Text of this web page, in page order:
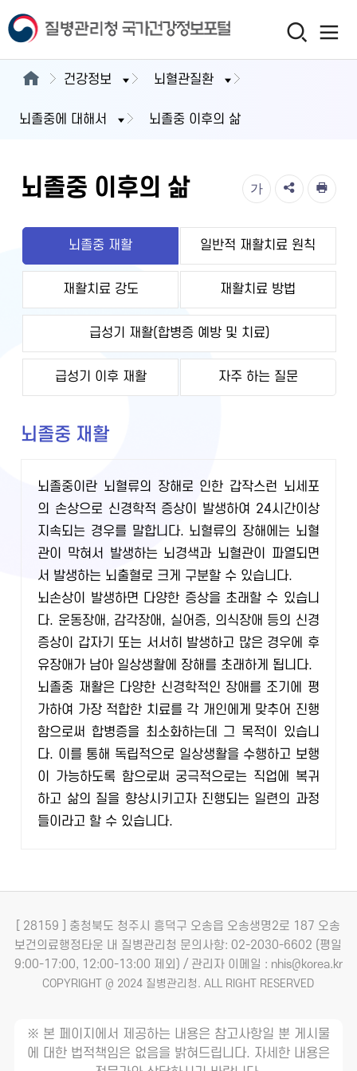
건강정보 뇌혈관질환
뇌졸중에 대해서 뇌졸중 이후의 삶
뇌졸중 이후의 삶 가
뇌졸중 재활 일반적 재활치료 원칙
재활치료 강도 재활치료 방법
급성기 재활(합병증 예방 및 치료)
급성기 이후 재활 자주 하는 질문
뇌졸중 재활
뇌졸중이란 뇌혈류의 장해로 인한 갑작스런 뇌세포
의 손상으로 신경학적 증상이 발생하여 24시간이상
지속되는 경우를 말합니다. 뇌혈류의 장해에는 뇌혈
관이 막혀서 발생하는 뇌경색과 뇌혈관이 파열되면
서 발생하는 뇌출혈로 크게 구분할 수 있습니다.
뇌손상이 발생하면 다양한 증상을 초래할 수 있습니
다. 운동장애, 감각장애, 실어증, 의식장애 등의 신경
증상이 갑자기 또는 서서히 발생하고 많은 경우에 후
유장애가 남아 일상생활에 장해를 초래하게 됩니다.
뇌졸중 재활은 다양한 신경학적인 장애를 조기에 평
가하여 가장 적합한 치료를 각 개인에게 맞추어 진행
함으로써 합병증을 최소화하는데 그 목적이 있습니
다. 이를 통해 독립적으로 일상생활을 수행하고 보행
이 가능하도록 함으로써 궁극적으로는 직업에 복귀
하고 삶의 질을 향상시키고자 진행되는 일련의 과정
들이라고 할 수 있습니다.
[ 28159 ] 충청북도 청주시 흥덕구 오송읍 오송생명2로 187 오송
보건의료행정타운 내 질병관리청 문의사항: 02-2030-6602 (평일
9:00-17:00, 12:00-13:00 제외) / 관리자 이메일 : nhis@korea.kr
COPYRIGHT @ 2024 질병관리청. ALL RIGHT RESERVED
※ 본 페이지에서 제공하는 내용은 참고사항일 뿐 게시물
에 대한 법적책임은 없음을 밝혀드립니다. 자세한 내용은